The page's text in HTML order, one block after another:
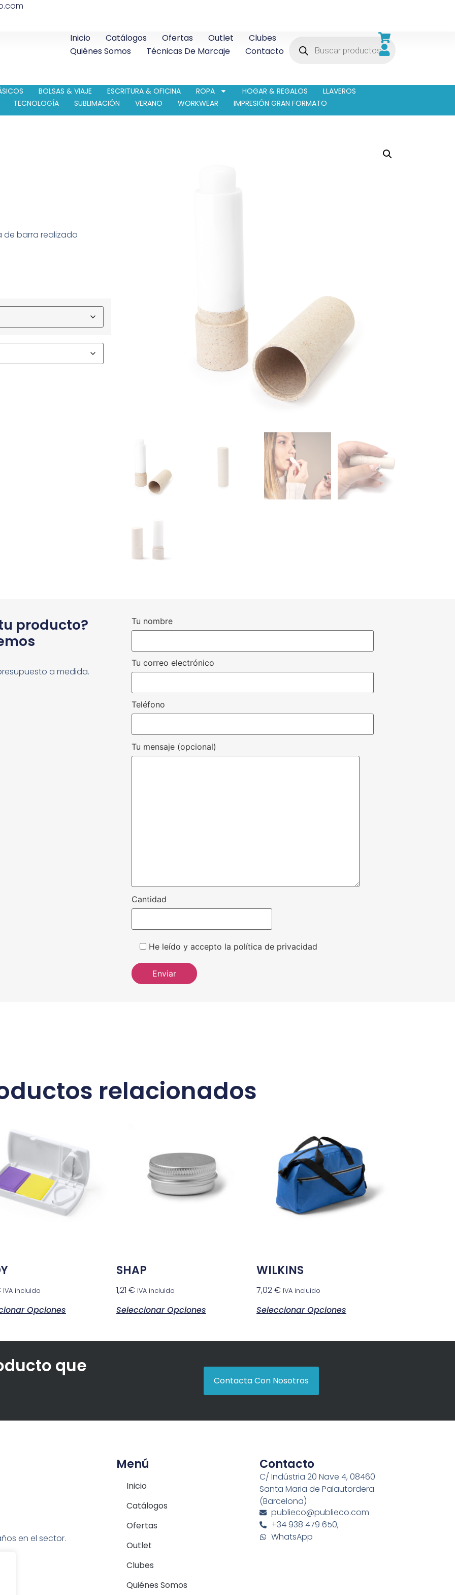
Inicio Catálogos Ofertas Outlet
Clubes
Quiénes Somos
Técnicas De Marcaje Contacto
BOLSAS & VIAJE ESCRITURA & OFICINA ROPA HOGAR & REGALOS
LLAVEROS
TECNOLOGÍA
SUBLIMACIÓN VERANO WORKWEAR IMPRESIÓN GRAN FORMATO
de barra realizado
producto?
a medida.
Tu nombre
Tu correo electrónico
Teléfono
Tu mensaje (opcional)
Cantidad
He leído y accepto la política de privacidad
relacionados
IVA incluido
Opciones
SHAP
1,21 € IVA incluido
Seleccionar Opciones
WILKINS
7,02€ IVA incluido
Seleccionar Opciones
que
Contacta Con Nosotros
en el sector.
Menú
Inicio
Catálogos
Ofertas
Outlet
Clubes
Quiénes Somos
Contacto
C/ Indústria 20 Nave 4, 08460
Santa Maria de Palautordera
(Barcelona)
publieco@publieco.com
+34 938 479 650,
WhatsApp